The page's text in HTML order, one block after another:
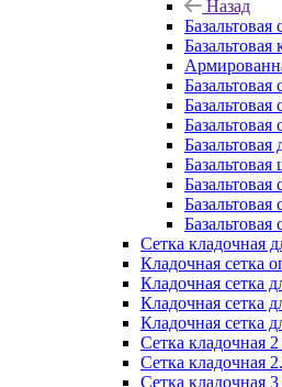
Назад
Базальтовая
Базальтовая
Базальтовая
Базальтовая
Базальтовая
Базальтовая
Базальтовая
Базальтовая
Базальтовая
Сетка кладочная
Кладочная сетка
Кладочная сетка
Кладочная сетка
Кладочная сетка
Сетка кладочная
Сетка кладочная
Сетка кладочная